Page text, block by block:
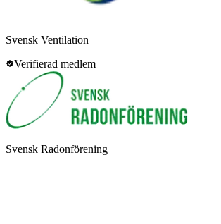
Svensk Ventilation
Verifierad medlem
Svensk Radonförening